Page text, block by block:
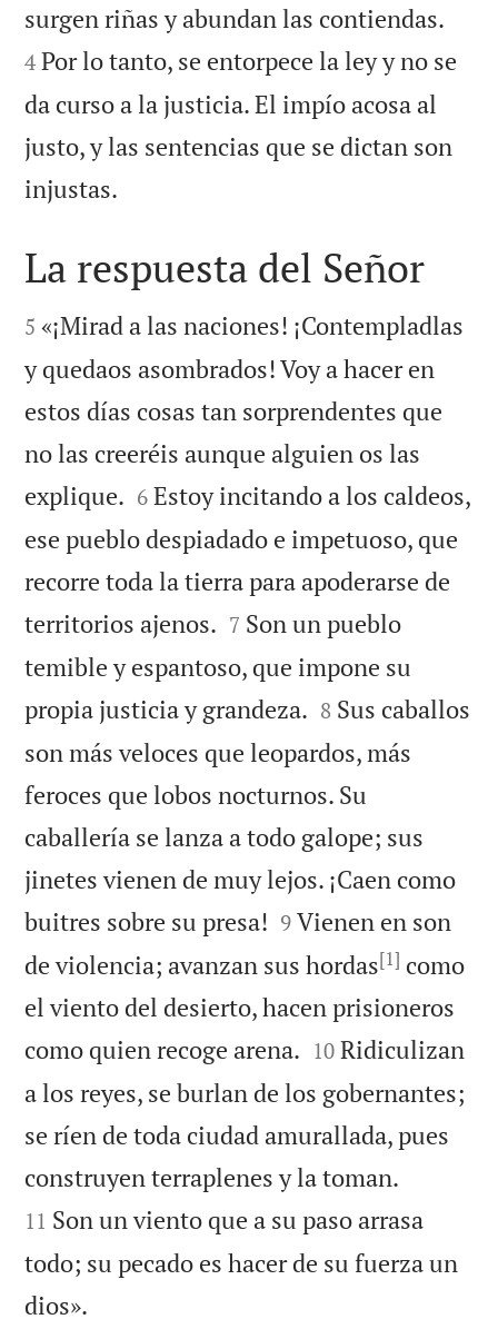
surgen riñas y abundan las contiendas.
4 Por lo tanto, se entorpece la ley y no se
da curso a la justicia. El impío acosa al
justo, y las sentencias que se dictan son
injustas.

La respuesta del Señor

5 «¡Mirad a las naciones! ¡Contempladlas
y quedaos asombrados! Voy a hacer en
estos días cosas tan sorprendentes que
no las creeréis aunque alguien os las
explique. 

6 Estoy incitando a los caldeos,
ese pueblo despiadado e impetuoso, que
recorre toda la tierra para apoderarse de
territorios ajenos. 

7 Son un pueblo
temible y espantoso, que impone su
propia justicia y grandeza. 

8 Sus caballos
son más veloces que leopardos, más
feroces que lobos nocturnos. Su
caballería se lanza a todo galope; sus
jinetes vienen de muy lejos. ¡Caen como
buitres sobre su presa! 

9 Vienen en son
de violencia; avanzan sus hordas[1] como
el viento del desierto, hacen prisioneros
como quien recoge arena. 

10 Ridiculizan
a los reyes, se burlan de los gobernantes;
se ríen de toda ciudad amurallada, pues
construyen terraplenes y la toman.
11 Son un viento que a su paso arrasa
todo; su pecado es hacer de su fuerza un
dios».